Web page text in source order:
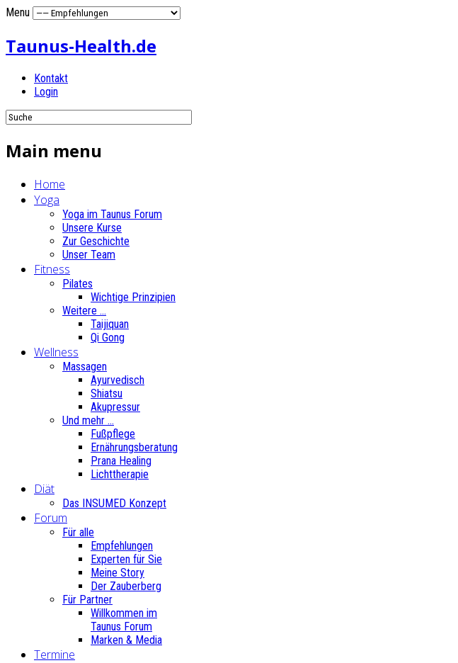
Menu
Taunus-Health.de
Kontakt
Login
Main menu
Home
Yoga
Yoga im Taunus Forum
Unsere Kurse
Zur Geschichte
Unser Team
Fitness
Pilates
Wichtige Prinzipien
Weitere ...
Taijiquan
Qi Gong
Wellness
Massagen
Ayurvedisch
Shiatsu
Akupressur
Und mehr ...
Fußpflege
Ernährungsberatung
Prana Healing
Lichttherapie
Diät
Das INSUMED Konzept
Forum
Für alle
Empfehlungen
Experten für Sie
Meine Story
Der Zauberberg
Für Partner
Willkommen im
Taunus Forum
Marken & Media
Termine